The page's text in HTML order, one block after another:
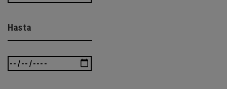
Hasta